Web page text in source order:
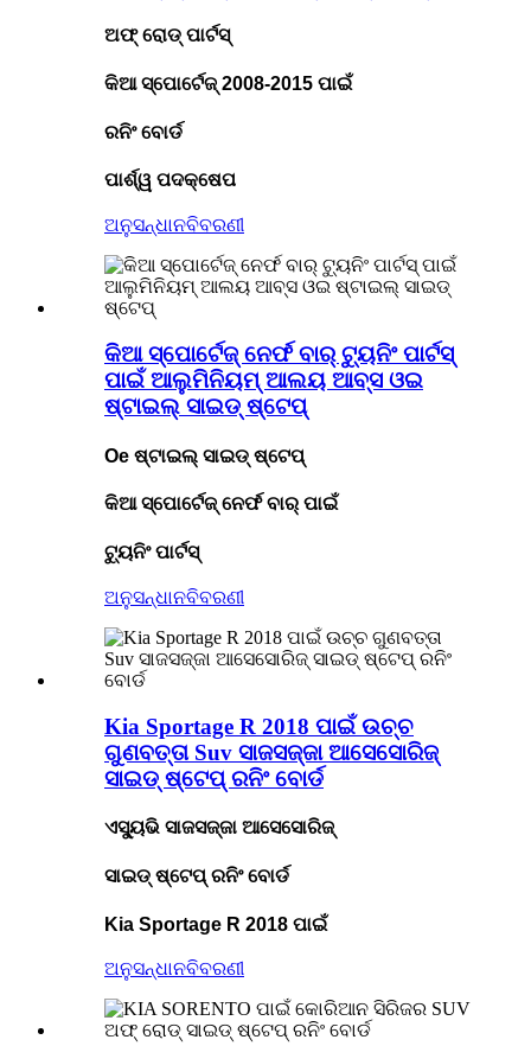
ଅଫ୍ ରୋଡ୍ ପାର୍ଟସ୍
କିଆ ସ୍ପୋର୍ଟେଜ୍ 2008-2015 ପାଇଁ
ରନିଂ ବୋର୍ଡ
ପାର୍ଶ୍ୱ ପଦକ୍ଷେପ
ଅନୁସନ୍ଧାନବିବରଣୀ
କିଆ ସ୍ପୋର୍ଟେଜ୍ ନେର୍ଫ ବାର୍ ଟ୍ୟୁନିଂ ପାର୍ଟସ୍
ପାଇଁ ଆଲୁମିନିୟମ୍ ଆଲୟ ଆବ୍ସ ଓଇ
ଷ୍ଟାଇଲ୍ ସାଇଡ୍ ଷ୍ଟେପ୍
Oe ଷ୍ଟାଇଲ୍ ସାଇଡ୍ ଷ୍ଟେପ୍
କିଆ ସ୍ପୋର୍ଟେଜ୍ ନେର୍ଫ ବାର୍ ପାଇଁ
ଟ୍ୟୁନିଂ ପାର୍ଟସ୍
ଅନୁସନ୍ଧାନବିବରଣୀ
Kia Sportage R 2018 ପାଇଁ ଉଚ୍ଚ
ଗୁଣବତ୍ତା Suv ସାଜସଜ୍ଜା ଆସେସୋରିଜ୍
ସାଇଡ୍ ଷ୍ଟେପ୍ ରନିଂ ବୋର୍ଡ
ଏସ୍ୟୁଭି ସାଜସଜ୍ଜା ଆସେସୋରିଜ୍
ସାଇଡ୍ ଷ୍ଟେପ୍ ରନିଂ ବୋର୍ଡ
Kia Sportage R 2018 ପାଇଁ
ଅନୁସନ୍ଧାନବିବରଣୀ